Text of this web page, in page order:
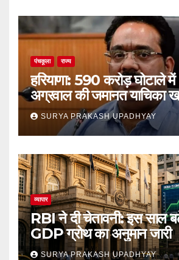
पंचकूला राज्य
हरियाणा: 590 करोड़ घोटाले
अग्रवाल की जमानत याचिका
SURYA PRAKASH UPADHYAY
व्यापार
RBI ने दी चेतावनी: इस साल
GDP ग्रोथ का अनुमान जारी
SURYA PRAKASH UPADHYAY